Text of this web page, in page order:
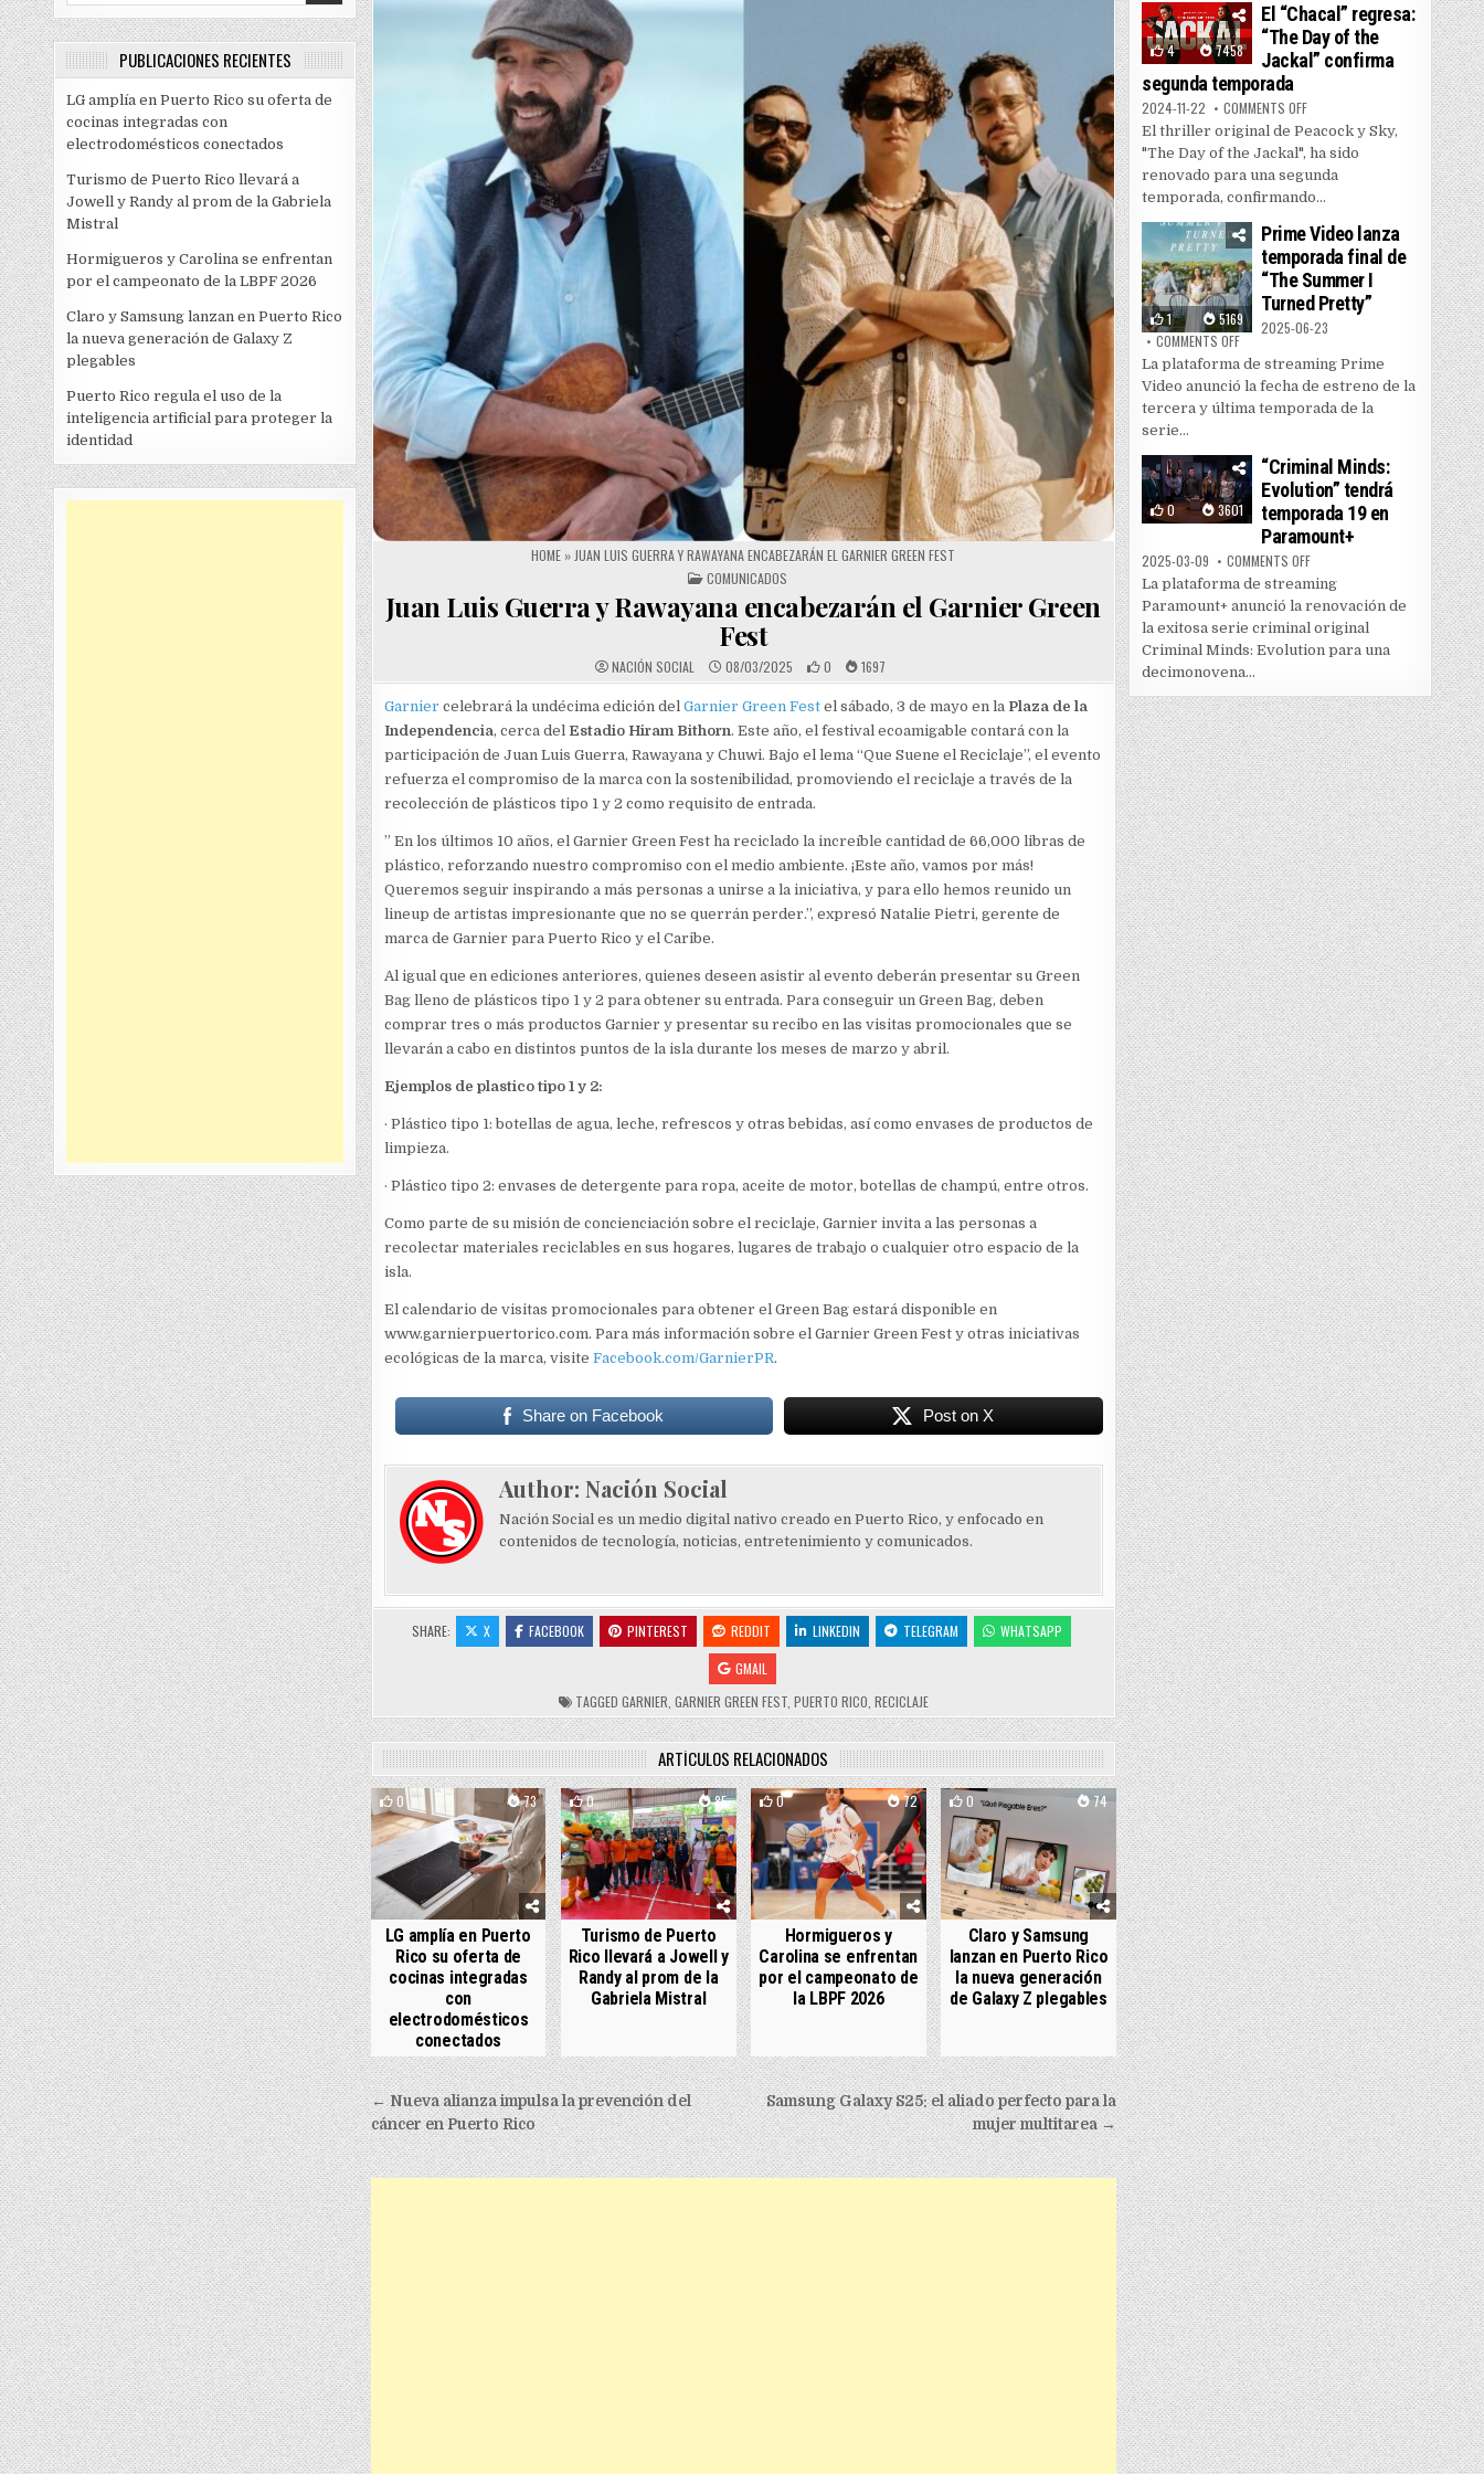
HOME » JUAN LUIS GUERRA Y RAWAYANA ENCABEZARÁN EL GARNIER GREEN FEST
POSTED IN
COMUNICADOS
Juan Luis Guerra y Rawayana encabezarán el Garnier Green
Fest
NACIÓN SOCIAL 08/03/2025 0 1697
Garnier celebrará la undécima edición del Garnier Green Festel sábado, 3 de mayo en la Plaza de la
Independencia, cerca del Estadio Hiram Bithorn. Este año, el festival ecoamigable contará con la
participación de Juan Luis Guerra, Rawayana y Chuwi. Bajo el lema “Que Suene el Reciclaje”, el evento
refuerza el compromiso de la marca con la sostenibilidad, promoviendo el reciclaje a través de la
recolección de plásticos tipo 1 y 2 como requisito de entrada.
” En los últimos 10 años, el Garnier Green Fest ha reciclado la increíble cantidad de 66,000 libras de
plástico, reforzando nuestro compromiso con el medio ambiente. ¡Este año, vamos por más!
Queremos seguir inspirando a más personas a unirse a la iniciativa, y para ello hemos reunido un
lineup de artistas impresionante que no se querrán perder.”, expresó Natalie Pietri, gerente de
marca de Garnier para Puerto Rico y el Caribe.
Al igual que en ediciones anteriores, quienes deseen asistir al evento deberán presentar su Green
Bag lleno de plásticos tipo 1 y 2 para obtener su entrada. Para conseguir un Green Bag, deben
comprar tres o más productos Garnier y presentar su recibo en las visitas promocionales que se
llevarán a cabo en distintos puntos de la isla durante los meses de marzo y abril.
Ejemplos de plastico tipo 1 y 2:
· Plástico tipo 1: botellas de agua, leche, refrescos y otras bebidas, así como envases de productos de
limpieza.
· Plástico tipo 2: envases de detergente para ropa, aceite de motor, botellas de champú, entre otros.
Como parte de su misión de concienciación sobre el reciclaje, Garnier invita a las personas a
recolectar materiales reciclables en sus hogares, lugares de trabajo o cualquier otro espacio de la
isla.
El calendario de visitas promocionales para obtener el Green Bag estará disponible en
www.garnierpuertorico.com. Para más información sobre el Garnier Green Fest y otras iniciativas
ecológicas de la marca, visite Facebook.com/GarnierPR.
Share on Facebook Post on X
Author: Nación Social
Nación Social es un medio digital nativo creado en Puerto Rico, y enfocado en
contenidos de tecnología, noticias, entretenimiento y comunicados.
SHARE: X FACEBOOK PINTEREST REDDIT LINKEDIN TELEGRAM
WHATSAPP
GMAIL
TAGGED GARNIER GARNIER GREEN FEST, PUERTO RICO RECICLAJE
ARTÍCULOS RELACIONADOS
0 73
LG amplía en Puerto
Rico su oferta de
cocinas integradas
con
electrodomésticos
conectados
0 85
Turismo de Puerto
Rico llevará a Jowell y
Randy al prom de la
Gabriela Mistral
0 72
Hormigueros y
Carolina se enfrentan
por el campeonato de
la LBPF 2026
0 74
Claro y Samsung
lanzan en Puerto Rico
la nueva generación
de Galaxy Z plegables
Post navigation
Samsung Galaxy S25: el aliado perfecto para la
mujer multitarea →
← Nueva alianza impulsa la prevención del
cáncer en Puerto Rico
PUBLICACIONES RECIENTES
LG amplía en Puerto Rico su oferta de
cocinas integradas con
electrodomésticos conectados
Turismo de Puerto Rico llevará a
Jowell y Randy al prom de la Gabriela
Mistral
Hormigueros y Carolina se enfrentan
por el campeonato de la LBPF 2026
Claro y Samsung lanzan en Puerto Rico
la nueva generación de Galaxy Z
plegables
Puerto Rico regula el uso de la
inteligencia artificial para proteger la
identidad
4 7458
El “Chacal” regresa:
“The Day of the
Jackal” confirma
segunda temporada
2024-11-22 COMMENTS OFFON EL “CHACAL” REGRESA:
El thriller original de Peacock y Sky,
"The Day of the Jackal", ha sido
renovado para una segunda
temporada, confirmando...
1 5169
Prime Video lanza
temporada final de
“The Summer I
Turned Pretty”
2025-06-23
COMMENTS OFFON PRIME VIDEO LANZA TEMPORADA FINAL
La plataforma de streaming Prime
Video anunció la fecha de estreno de la
tercera y última temporada de la
serie...
0 3601
“Criminal Minds:
Evolution” tendrá
temporada 19 en
Paramount+
2025-03-09 COMMENTS OFFON “CRIMINAL MINDS:
La plataforma de streaming
Paramount+ anunció la renovación de
la exitosa serie criminal original
Criminal Minds: Evolution para una
decimonovena...